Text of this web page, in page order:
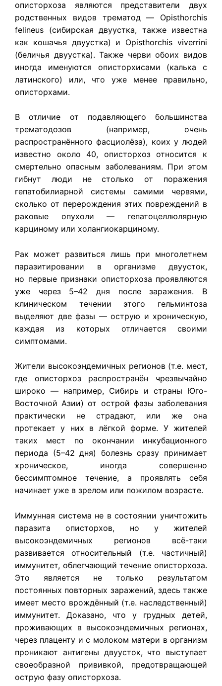
описторхоза являются представители двух
родственных видов трематод — Opisthorchis
felineus (сибирская двуустка, также известна
как кошачья двуустка) и Opisthorchis viverrini
(беличья двуустка). Также черви обоих видов
иногда именуются описторхисами (калька с
латинского) или, что уже менее правильно,
описторхами.
В отличие от подавляющего большинства
трематодозов (например, очень
распространённого фасциолёза), коих у людей
известно около 40, описторхоз относится к
смертельно опасным заболеваниям. При этом
гибнут люди не столько от поражения
гепатобилиарной системы самими червями,
сколько от перерождения этих повреждений в
раковые опухоли — гепатоцеллюлярную
карциному или холангиокарциному.
Рак может развиться лишь при многолетнем
паразитировании в организме двуусток,
но первые признаки описторхоза проявляются
уже через 5–42 дня после заражения. В
клиническом течении этого гельминтоза
выделяют две фазы — острую и хроническую,
каждая из которых отличается своими
симптомами.
Жители высокоэндемичных регионов (т.е. мест,
где описторхоз распространён чрезвычайно
широко — например, Сибирь и страны Юго-
Восточной Азии) от острой фазы заболевания
практически не страдают, или же она
протекает у них в лёгкой форме. У жителей
таких мест по окончании инкубационного
периода (5–42 дня) болезнь сразу принимает
хроническое, иногда совершенно
бессимптомное течение, а проявлять себя
начинает уже в зрелом или пожилом возрасте.
Иммунная система не в состоянии уничтожить
паразита описторхов, но у жителей
высокоэндемичных регионов всё-таки
развивается относительный (т.е. частичный)
иммунитет, облегчающий течение описторхоза.
Это является не только результатом
постоянных повторных заражений, здесь также
имеет место врождённый (т.е. наследственный)
иммунитет. Доказано, что у грудных детей,
проживающих в высокоэндемичных регионах,
через плаценту и с молоком матери в организм
проникают антигены двуусток, что выступает
своеобразной прививкой, предотвращающей
острую фазу описторхоза.